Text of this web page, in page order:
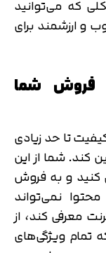
که می‌توانید
و ارزشمند برای
فروش شما
تا حد زیادی
کند. شما از این
کنید و به فروش
نمی‌تواند
معرفی کند، از
تمام ویژگی‌های